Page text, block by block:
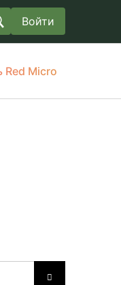
Войти
Red Micro